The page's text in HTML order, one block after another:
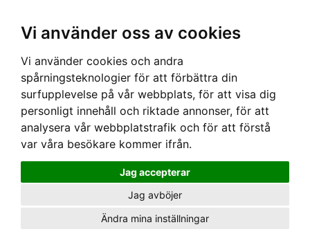
Vi använder oss av cookies
Vi använder cookies och andra
spårningsteknologier för att förbättra din
surfupplevelse på vår webbplats, för att visa dig
personligt innehåll och riktade annonser, för att
analysera vår webbplatstrafik och för att förstå
var våra besökare kommer ifrån.
Jag accepterar
Jag avböjer
Ändra mina inställningar
› Ljuskällor › GE Biax D 13W/827/2 G24D-1